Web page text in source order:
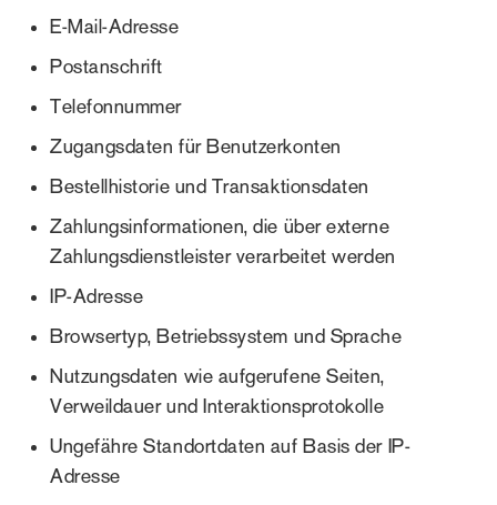
E-Mail-Adresse
Postanschrift
Telefonnummer
Zugangsdaten für Benutzerkonten
Bestellhistorie und Transaktionsdaten
Zahlungsinformationen, die über externe
Zahlungsdienstleister verarbeitet werden
IP-Adresse
Browsertyp, Betriebssystem und Sprache
Nutzungsdaten wie aufgerufene Seiten,
Verweildauer und Interaktionsprotokolle
Ungefähre Standortdaten auf Basis der IP-
Adresse